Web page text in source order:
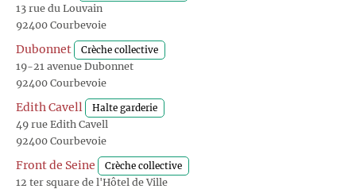
13 rue du Louvain
92400 Courbevoie
Dubonnet Crèche collective
19-21 avenue Dubonnet
92400 Courbevoie
Edith Cavell Halte garderie
49 rue Edith Cavell
92400 Courbevoie
Front de Seine Crèche collective
12 ter square de l'Hôtel de Ville